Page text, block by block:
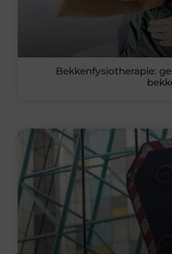
Bekkenfysiotherapie: